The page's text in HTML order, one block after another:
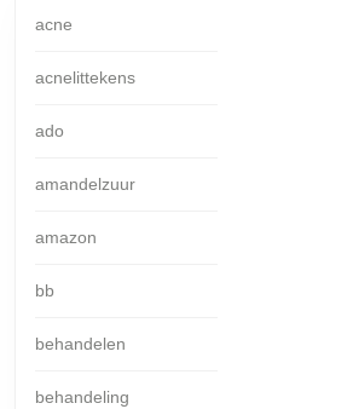
acne
acnelittekens
ado
amandelzuur
amazon
bb
behandelen
behandeling